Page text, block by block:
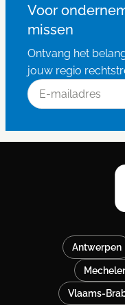
Voor
missen
Ontvang het
jouw regio
E-mailadres
Antwerpen
Vlaams-